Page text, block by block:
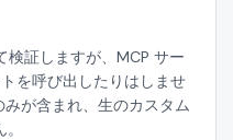
証しますが、MCP サー
を呼び出したりはしませ
が含まれ、生のカスタム